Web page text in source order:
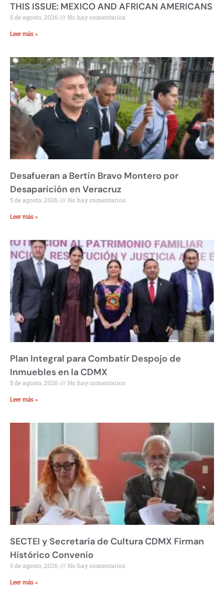
THIS ISSUE: MEXICO AND AFRICAN AMERICANS
5 de agosto, 2026 No hay comentarios
Leer más »
Desafueran a Bertín Bravo Montero por
Desaparición en Veracruz
5 de agosto, 2026 No hay comentarios
Leer más »
Plan Integral para Combatir Despojo de
Inmuebles en la CDMX
5 de agosto, 2026 No hay comentarios
Leer más »
SECTEI y Secretaría de Cultura CDMX Firman
Histórico Convenio
5 de agosto, 2026 No hay comentarios
Leer más »